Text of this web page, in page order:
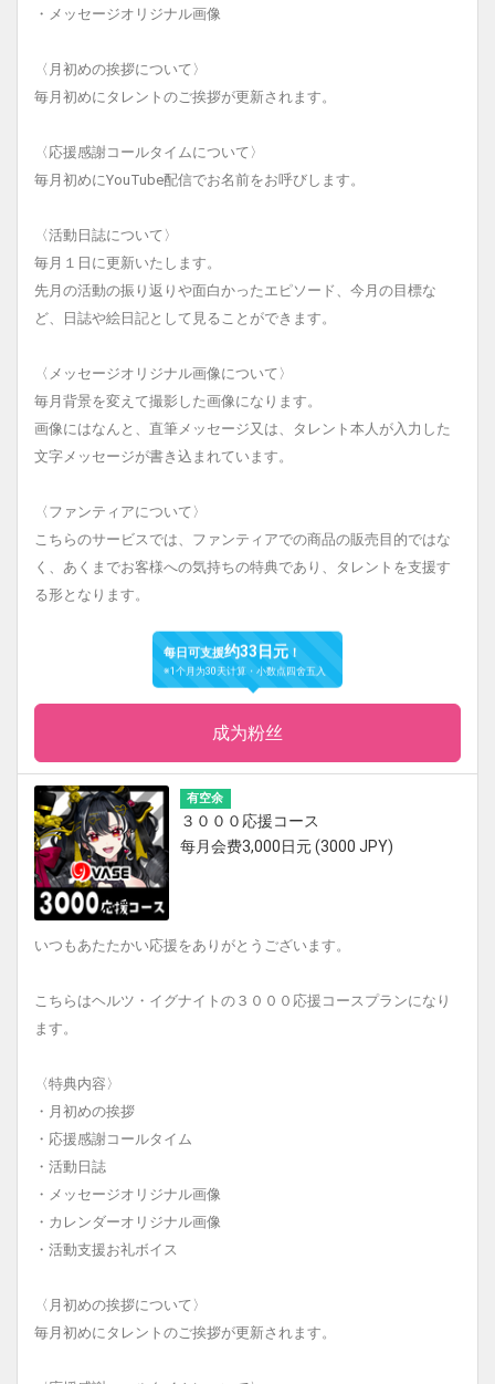
・メッセージオリジナル画像
〈月初めの挨拶について〉
毎月初めにタレントのご挨拶が更新されます。
〈応援感謝コールタイムについて〉
毎月初めにYouTube配信でお名前をお呼びします。
〈活動日誌について〉
毎月１日に更新いたします。
先月の活動の振り返りや面白かったエピソード、今月の目標な
ど、日誌や絵日記として見ることができます。
〈メッセージオリジナル画像について〉
毎月背景を変えて撮影した画像になります。
画像にはなんと、直筆メッセージ又は、タレント本人が入力した
文字メッセージが書き込まれています。
〈ファンティアについて〉
こちらのサービスでは、ファンティアでの商品の販売目的ではな
く、あくまでお客様への気持ちの特典であり、タレントを支援す
る形となります。
每日可支援约33日元！
※1个月为30天计算・小数点四舍五入
成为粉丝
有空余
３０００応援コース
每月会费3,000日元 (3000 JPY)
いつもあたたかい応援をありがとうございます。
こちらはヘルツ・イグナイトの３０００応援コースプランになり
ます。
〈特典内容〉
・月初めの挨拶
・応援感謝コールタイム
・活動日誌
・メッセージオリジナル画像
・カレンダーオリジナル画像
・活動支援お礼ボイス
〈月初めの挨拶について〉
毎月初めにタレントのご挨拶が更新されます。